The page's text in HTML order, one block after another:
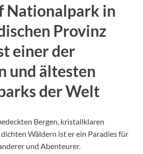
Nationalpark in
Provinz
einer der
und ältesten
der Welt
Bergen, kristallklaren
Wäldern ist er ein Paradies für
und Abenteurer.